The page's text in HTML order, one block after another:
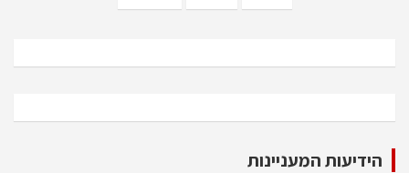
הידיעות המעניינות